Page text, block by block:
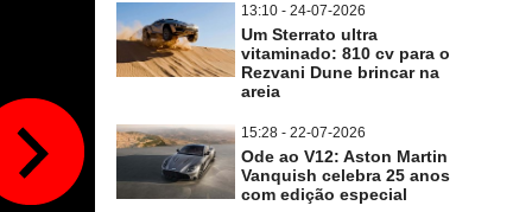
13:10 - 24-07-2026
Um Sterrato ultra
vitaminado: 810 cv para o
Rezvani Dune brincar na
areia
15:28 - 22-07-2026
Ode ao V12: Aston Martin
Vanquish celebra 25 anos
com edição especial